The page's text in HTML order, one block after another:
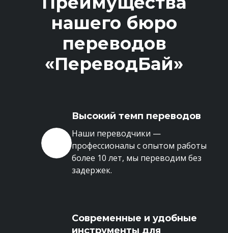
нашего бюро
переводов
«ПереводБай»
Высокий темп переводов
Наши переводчики —
профессионалы с опытом работы
более 10 лет, мы переводим без
задержек.
Современные и удобные
инструменты для